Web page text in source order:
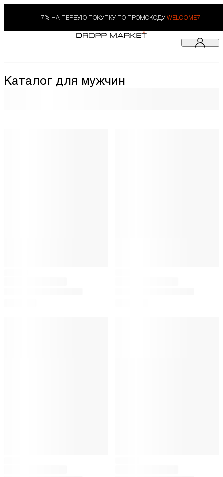
-7% НА ПЕРВУЮ ПОКУПКУ ПО ПРОМОКОДУ WELCOME7
Каталог для мужчин